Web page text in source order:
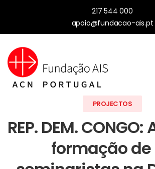
217 544 000
apoio@fundacao-ais.pt
PROJECTOS
REP. DEM.
formação de